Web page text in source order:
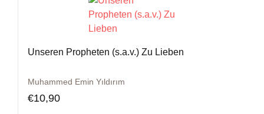
Unseren Propheten (s.a.v.) Zu Lieben
Muhammed Emin Yıldırım
€10,90